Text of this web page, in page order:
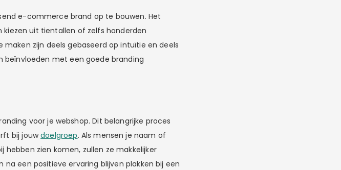
e-commerce brand op te bouwen. Het
uit tientallen of zelfs honderden
zijn deels gebaseerd op intuïtie en deels
beïnvloeden met een goede branding
voor je webshop. Dit belangrijke proces
bij jouwdoelgroep. Als mensen je naam of
zien komen, zullen ze makkelijker
een positieve ervaring blijven plakken bij een